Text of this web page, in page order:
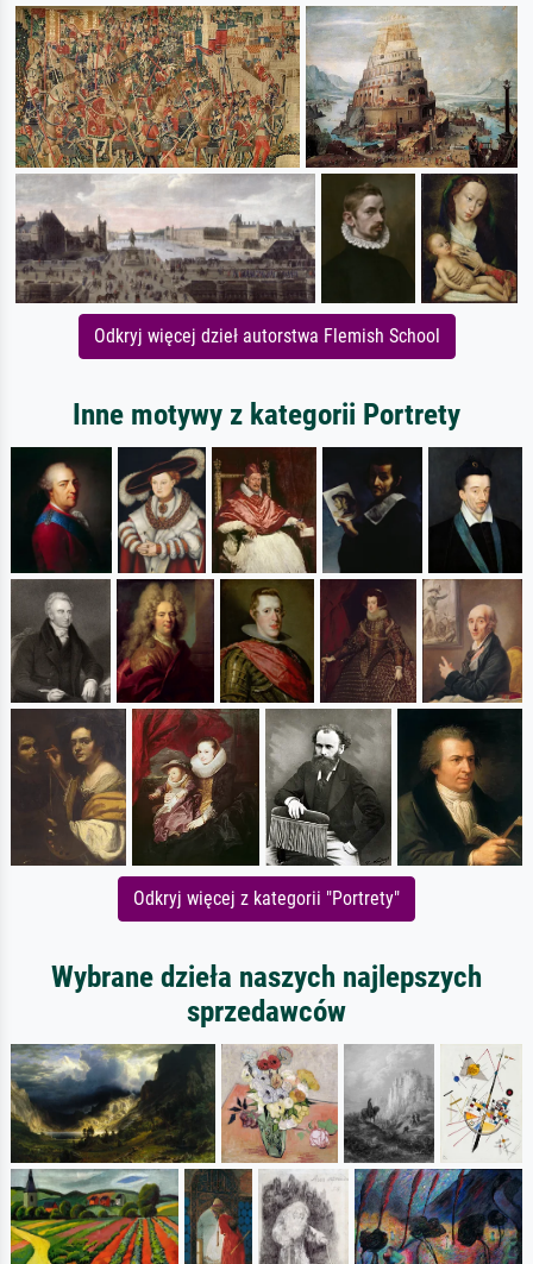
Odkryj więcej dzieł autorstwa Flemish School
Inne motywy z kategorii Portrety
Odkryj więcej z kategorii "Portrety"
Wybrane dzieła naszych najlepszych
sprzedawców